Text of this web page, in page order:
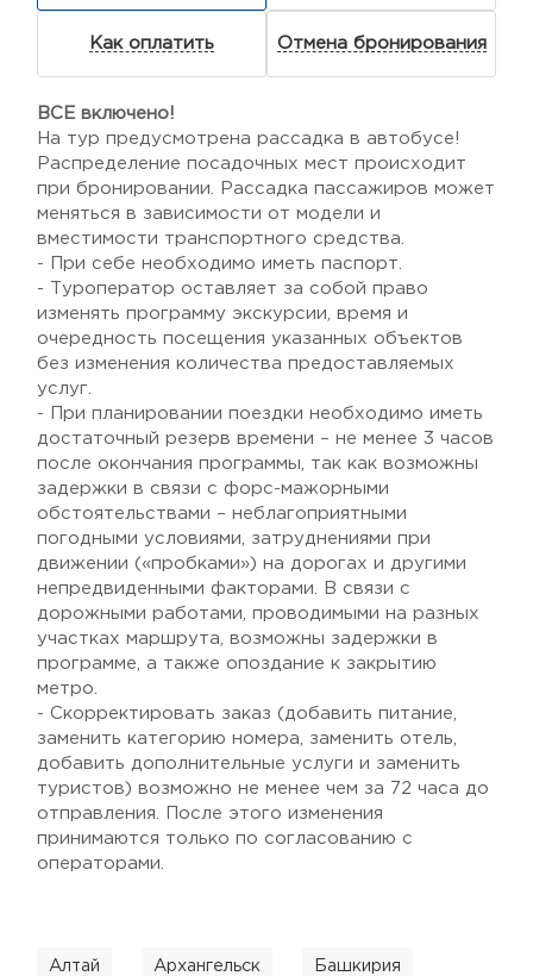
Как оплатить Отмена бронирования
ВСЕ включено!
На тур предусмотрена рассадка в автобусе!
Распределение посадочных мест происходит
при бронировании. Рассадка пассажиров может
меняться в зависимости от модели и
вместимости транспортного средства.
- При себе необходимо иметь паспорт.
- Туроператор оставляет за собой право
изменять программу экскурсии, время и
очередность посещения указанных объектов
без изменения количества предоставляемых
услуг.
- При планировании поездки необходимо иметь
достаточный резерв времени – не менее 3 часов
после окончания программы, так как возможны
задержки в связи с форс-мажорными
обстоятельствами – неблагоприятными
погодными условиями, затруднениями при
движении («пробками») на дорогах и другими
непредвиденными факторами. В связи с
дорожными работами, проводимыми на разных
участках маршрута, возможны задержки в
программе, а также опоздание к закрытию
метро.
- Скорректировать заказ (добавить питание,
заменить категорию номера, заменить отель,
добавить дополнительные услуги и заменить
туристов) возможно не менее чем за 72 часа до
отправления. После этого изменения
принимаются только по согласованию с
операторами.
Алтай Архангельск Башкирия